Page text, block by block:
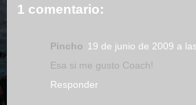
1 comentario:
Pincho 19 de junio de 2009 a
Esa si me gusto Coach!
Responder